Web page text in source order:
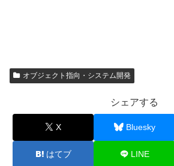
オブジェクト指向・システム開発
シェアする
X Bluesky
はてブ LINE